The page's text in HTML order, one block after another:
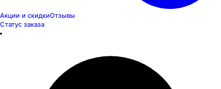
Акции и скидкиОтзывы
Статус заказа